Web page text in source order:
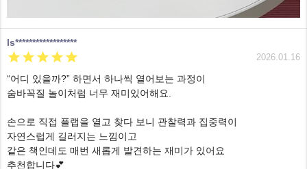
ls******************
 2026.01.16
“어디 있을까?” 하면서 하나씩 열어보는 과정이
숨바꼭질 놀이처럼 너무 재미있어해요.
손으로 직접 플랩을 열고 찾다 보니 관찰력과 집중력이
자연스럽게 길러지는 느낌이고
같은 책인데도 매번 새롭게 발견하는 재미가 있어요
추천합니다💕